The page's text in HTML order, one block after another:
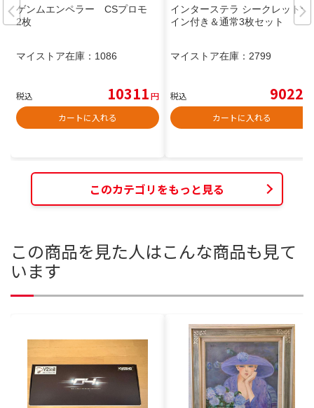
ゲンムエンペラー CSプロモ
2枚
マイストア在庫： 1086
税込 10311円
カートに入れる
インターステラ シークレットサ
イン付き＆通常3枚セット
マイストア在庫： 2799
税込 9022
カートに入れる
このカテゴリをもっと見る
この商品を見た人はこんな商品も見て
います